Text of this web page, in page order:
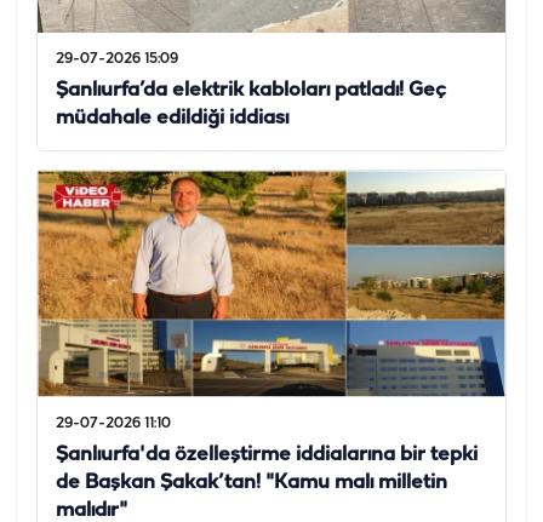
29-07-2026 15:09
Şanlıurfa’da elektrik kabloları patladı! Geç
müdahale edildiği iddiası
29-07-2026 11:10
Şanlıurfa'da özelleştirme iddialarına bir tepki
de Başkan Şakak’tan! "Kamu malı milletin
malıdır"